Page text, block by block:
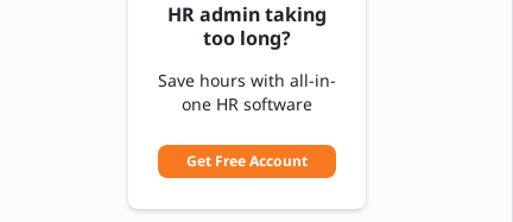
HR admin taking
too long?
Save hours with all-in-
one HR software
Get Free Account